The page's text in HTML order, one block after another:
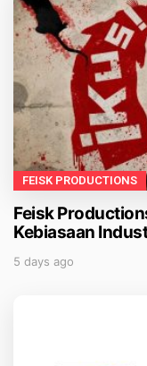
FEISK PRODUCTIONS
Feisk
Kebiasaan
5 days ago